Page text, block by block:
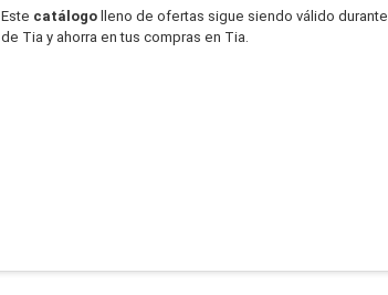
Este catálogo lleno de ofertas sigue siendo válido durante
de Tia y ahorra en tus compras en Tia.